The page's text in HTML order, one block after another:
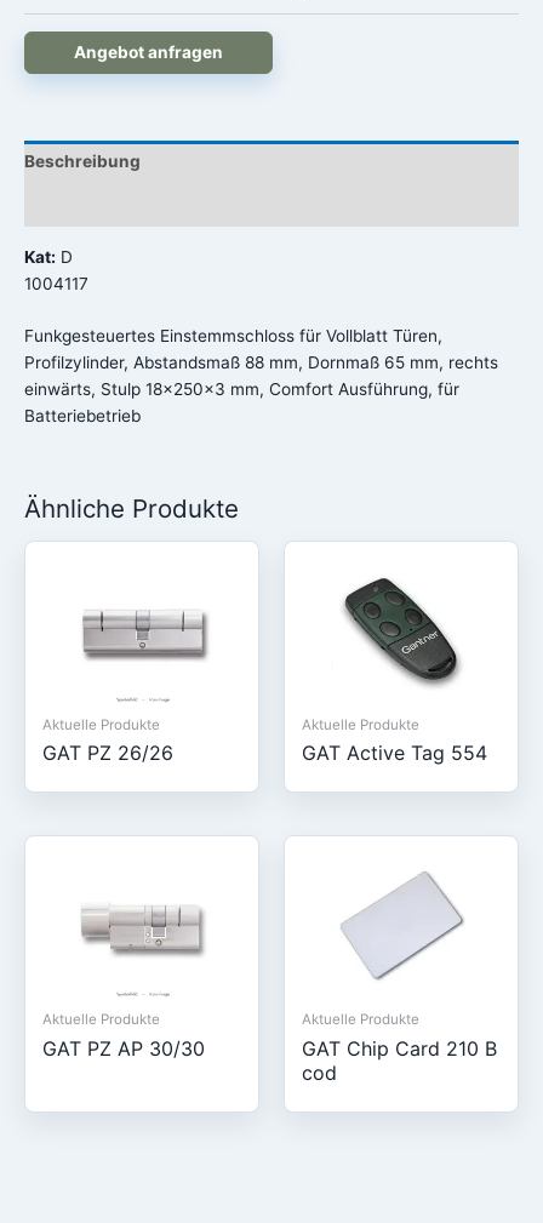
Angebot anfragen
Beschreibung
Kat: D
1004117
Funkgesteuertes Einstemmschloss für Vollblatt Türen,
Profilzylinder, Abstandsmaß 88 mm, Dornmaß 65 mm, rechts
einwärts, Stulp 18x250x3 mm, Comfort Ausführung, für
Batteriebetrieb
Ähnliche Produkte
Aktuelle Produkte
GAT PZ 26/26
Aktuelle Produkte
GAT Active Tag 554
Aktuelle Produkte
GAT PZ AP 30/30
Aktuelle Produkte
GAT Chip Card 210 B
cod